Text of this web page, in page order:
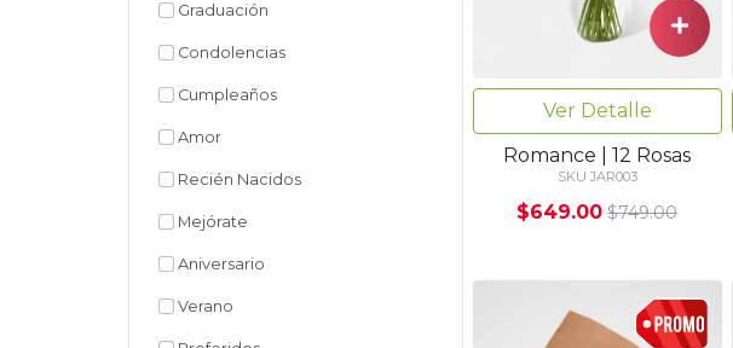
Graduación
Condolencias
Cumpleaños
Amor
Recién Nacidos
Mejórate
Aniversario
Verano
Ver Detalle
Romance | 12 Rosas
SKU JAR003
$649.00 $749.00